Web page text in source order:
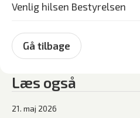
Venlig hilsen Bestyrelsen
Gå tilbage
Læs også
21. maj 2026